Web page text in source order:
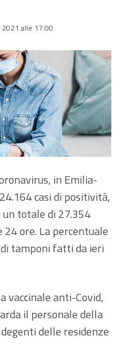
alle 17:00
in Emilia-
casi di positività,
totale di 27.354
ore. La percentuale
tamponi fatti da ieri
vaccinale anti-Covid,
il personale della
delle residenze